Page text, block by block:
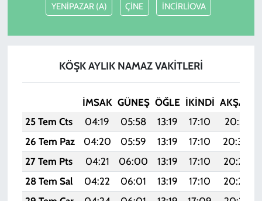
YENİPAZAR (A) ÇİNE İNCİRLİOVA
KÖŞK AYLIK NAMAZ VAKITLERI
İMSAK GÜNEŞ ÖĞLE İKINDI AKŞAM
25 Tem Cts
04:19 05:58 13:19 17:10 20:31
26 Tem Paz
04:20 05:59 13:19 17:10 20:30
27 Tem Pts
04:21 06:00 13:19 17:10 20:29
28 Tem Sal
04:22 06:01 13:19 17:10 20:28